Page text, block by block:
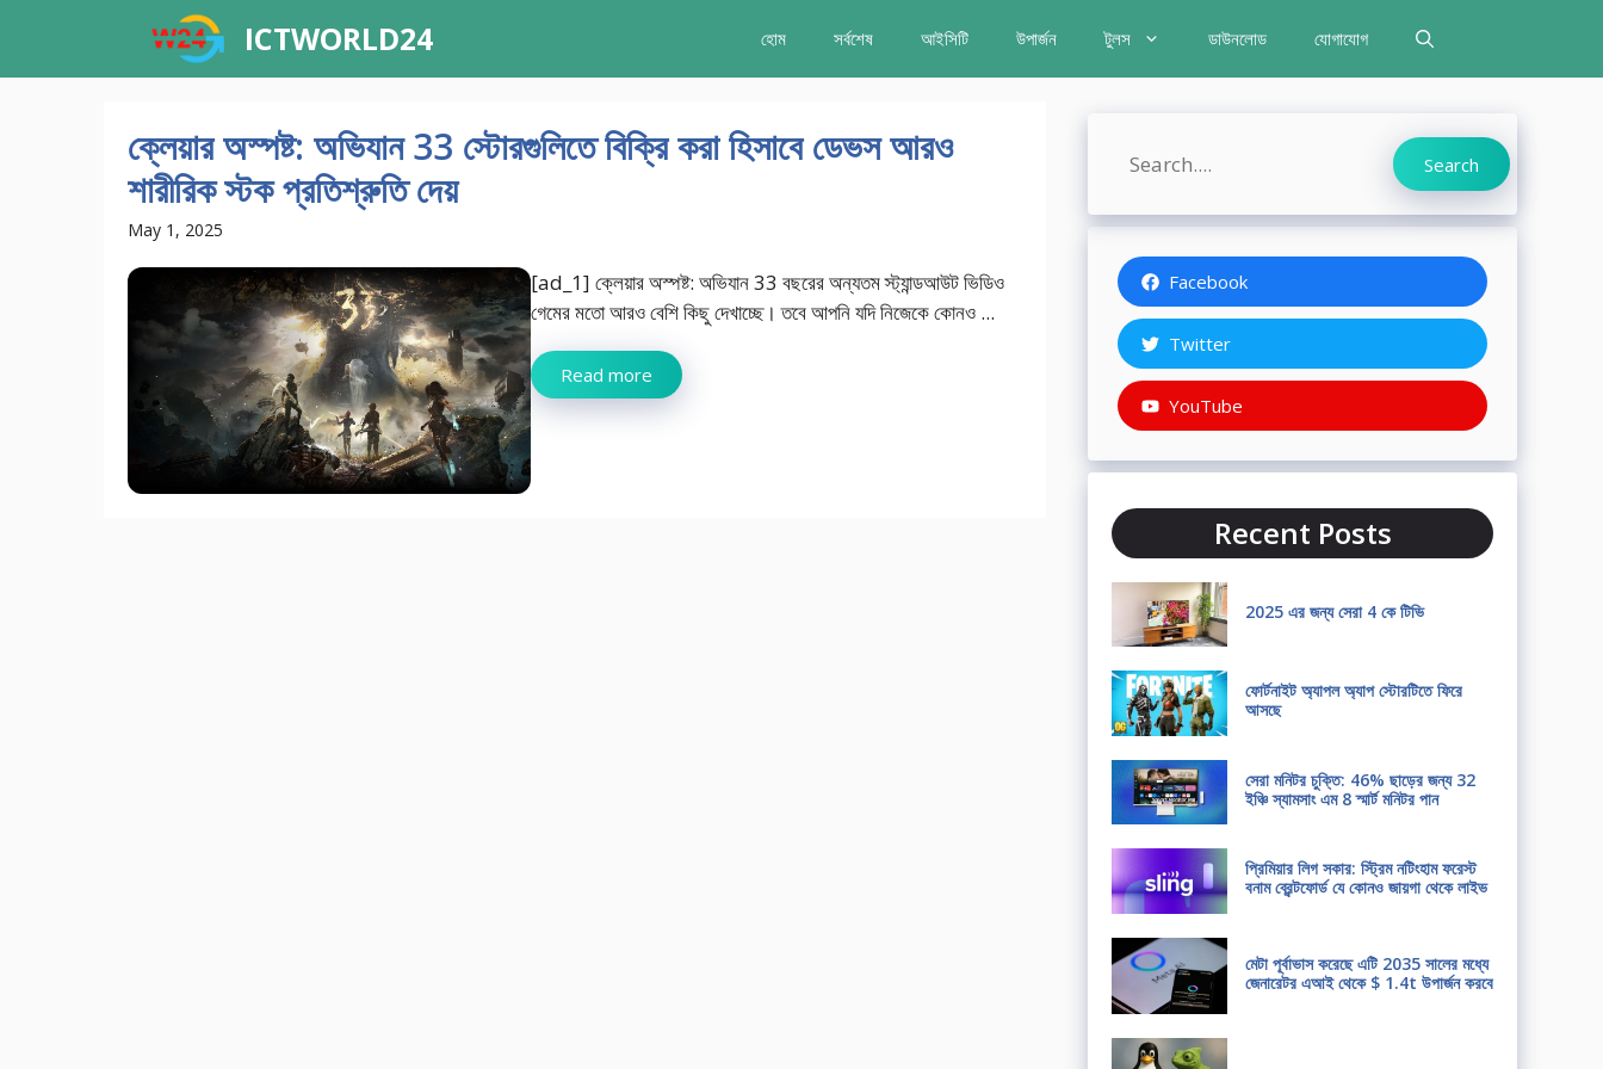
content
ICTWORLD24 হোম সর্বশেষ আইসিটি উপার্জন টুলস ডাউনলোড যোগাযোগ
ক্লেয়ার অস্পষ্ট: অভিযান 33 স্টোরগুলিতে বিক্রি করা হিসাবে ডেভস আরও
শারীরিক স্টক প্রতিশ্রুতি দেয়
May 1, 2025
[ad_1] ক্লেয়ার অস্পষ্ট: অভিযান 33 বছরের অন্যতম স্ট্যান্ডআউট ভিডিও
গেমের মতো আরও বেশি কিছু দেখাচ্ছে। তবে আপনি যদি নিজেকে কোনও ...
Read more
Search Search
Facebook
Twitter
YouTube
Recent Posts
2025 এর জন্য সেরা 4 কে টিভি
ফোর্টনাইট অ্যাপল অ্যাপ স্টোরটিতে ফিরে
আসছে
সেরা মনিটর চুক্তি: 46% ছাড়ের জন্য 32
ইঞ্চি স্যামসাং এম 8 স্মার্ট মনিটর পান
প্রিমিয়ার লিগ সকার: স্ট্রিম নটিংহাম ফরেস্ট
বনাম ব্রেন্টফোর্ড যে কোনও জায়গা থেকে লাইভ
মেটা পূর্বাভাস করেছে এটি 2035 সালের মধ্যে
জেনারেটর এআই থেকে $ 1.4t উপার্জন করবে